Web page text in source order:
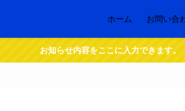
ホーム お問い合
お知らせ内容をここに入力できます。